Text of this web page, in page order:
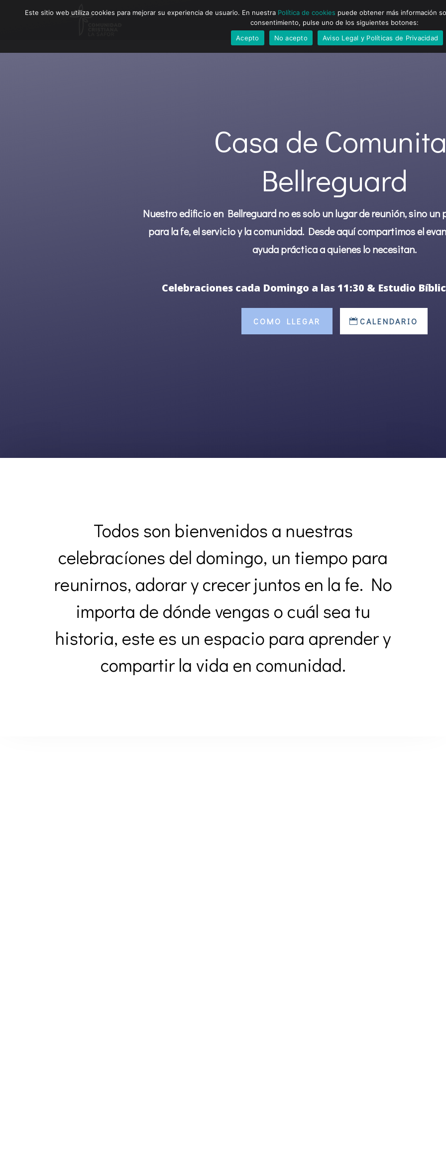
Casa de
Bellreguard
Nuestro edificio en Bellreguard no es solo un lugar de reunión, sino un
para la fe, el servicio y la comunidad. Desde aquí compartimos el
ayuda práctica a quienes lo necesitan.
Celebraciones cada Domingo a las 11:30 & Estudio
COMO LLEGAR CALENDARIO
Todos son bienvenidos a nuestras
celebracíones del domingo, un tiempo para
reunirnos, adorar y crecer juntos en la fe. No
importa de dónde vengas o cuál sea tu
historia, este es un espacio para aprender y
compartir la vida en comunidad.
Este sitio web utiliza cookies para mejorar su experiencia de usuario. En nuestra Política de cookies puede obtener más información
consentimiento, pulse uno de los siguientes botones:
Acepto
No acepto Aviso Legal y Políticas de Privacidad